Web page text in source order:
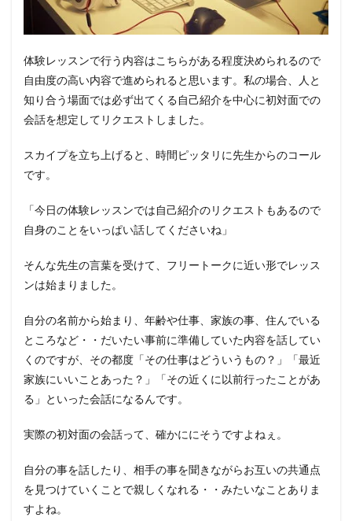
体験レッスンで行う内容はこちらがある程度決められるので
自由度の高い内容で進められると思います。私の場合、人と
知り合う場面では必ず出てくる自己紹介を中心に初対面での
会話を想定してリクエストしました。
スカイプを立ち上げると、時間ピッタリに先生からのコール
です。
「今日の体験レッスンでは自己紹介のリクエストもあるので
自身のことをいっぱい話してくださいね」
そんな先生の言葉を受けて、フリートークに近い形でレッス
ンは始まりました。
自分の名前から始まり、年齢や仕事、家族の事、住んでいる
ところなど・・だいたい事前に準備していた内容を話してい
くのですが、その都度「その仕事はどういうもの？」「最近
家族にいいことあった？」「その近くに以前行ったことがあ
る」といった会話になるんです。
実際の初対面の会話って、確かににそうですよねぇ。
自分の事を話したり、相手の事を聞きながらお互いの共通点
を見つけていくことで親しくなれる・・みたいなことありま
すよね。